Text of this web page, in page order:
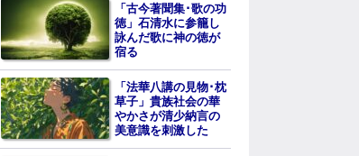
「古今著聞集･歌の功
徳」石清水に参籠し
詠んだ歌に神の徳が
宿る
「法華八講の見物･枕
草子」貴族社会の華
やかさが清少納言の
美意識を刺激した